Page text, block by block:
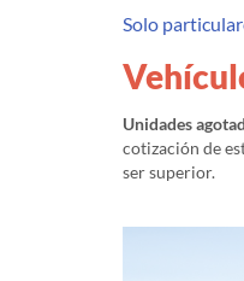
Solo
Unidades
cotización de
ser superior.